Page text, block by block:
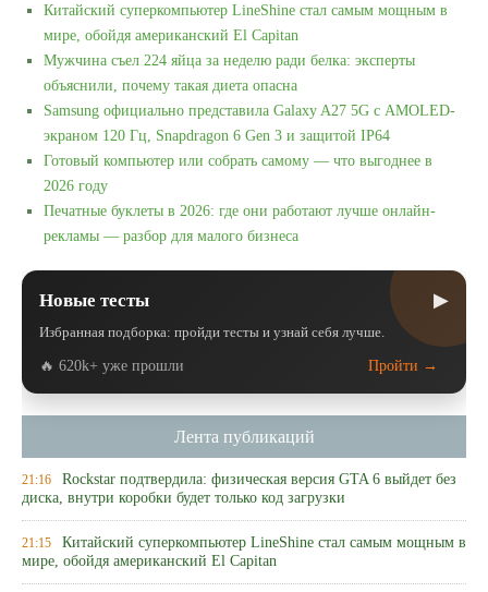
Китайский суперкомпьютер LineShine стал самым мощным в
мире, обойдя американский El Capitan
Мужчина съел 224 яйца за неделю ради белка: эксперты
объяснили, почему такая диета опасна
Samsung официально представила Galaxy A27 5G с AMOLED-
экраном 120 Гц, Snapdragon 6 Gen 3 и защитой IP64
Готовый компьютер или собрать самому — что выгоднее в
2026 году
Печатные буклеты в 2026: где они работают лучше онлайн-
рекламы — разбор для малого бизнеса
Новые тесты ▶
Избранная подборка: пройди тесты и узнай себя лучше.
🔥 620k+ уже прошли Пройти →
Лента публикаций
21:16 Rockstar подтвердила: физическая версия GTA 6 выйдет без
диска, внутри коробки будет только код загрузки
21:15 Китайский суперкомпьютер LineShine стал самым мощным в
мире, обойдя американский El Capitan